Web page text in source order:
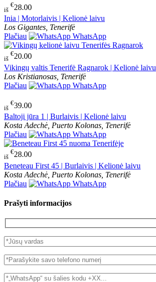
iš
€28.00
Inia | Motorlaivis | Kelionė laivu
Los Gigantes, Tenerifė
Plačiau
WhatsApp
iš
€20.00
Vikingų valtis Tenerifė Ragnarok | Kelionė laivu
Los Kristianosas, Tenerifė
Plačiau
WhatsApp
iš
€39.00
Baltoji jūra 1 | Burlaivis | Kelionė laivu
Kosta Adechė, Puerto Kolonas, Tenerifė
Plačiau
WhatsApp
iš
€28.00
Beneteau First 45 | Burlaivis | Kelionė laivu
Kosta Adechė, Puerto Kolonas, Tenerifė
Plačiau
WhatsApp
Prašyti informacijos